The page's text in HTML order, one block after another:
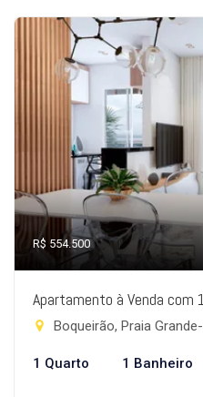
R$ 554.500
Apartamento à Venda com
Boqueirão, Praia
1 Quarto 1 Banheiro